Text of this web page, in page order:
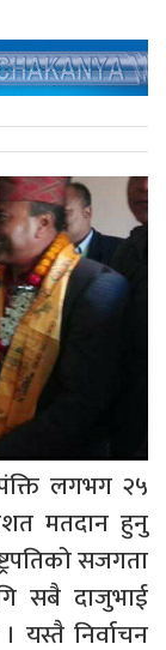
लगभग २५
मतदान हुनु
सजगता
सबै दाजुभाई
यस्तै निर्वाचन